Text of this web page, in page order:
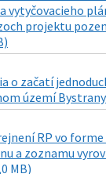
vytyčovacieho
projektu
o začatí
území Bystrany
RP vo
a zoznamu
MB)